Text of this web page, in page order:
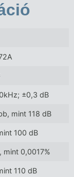
±0,3 dB
mint 118 dB
100 dB
mint 0,0017%
110 dB